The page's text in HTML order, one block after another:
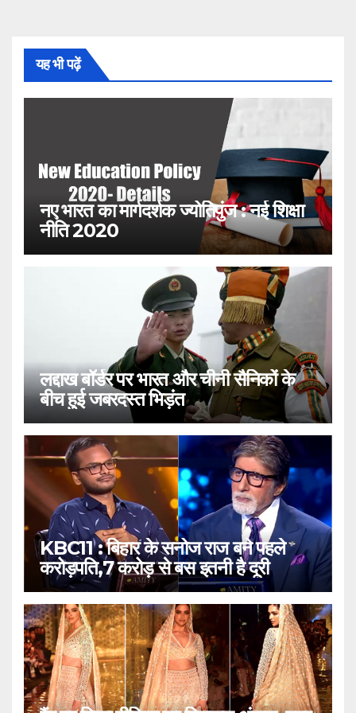
यह भी पढ़ें
नए भारत का मार्गदर्शक ज्योतिपुंज : नई शिक्षा
नीति 2020
लद्दाख बॉर्डर पर भारत और चीनी सैनिकों के
बीच हुई जबरदस्त भिड़ंत
KBC11 : बिहार के सनोज राज बने पहले
करोड़पति,7 करोड़ से बस इतनी है दूरी